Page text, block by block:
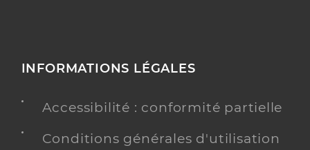
INFORMATIONS LÉGALES
Accessibilité : conformité partielle
Conditions générales d'utilisation